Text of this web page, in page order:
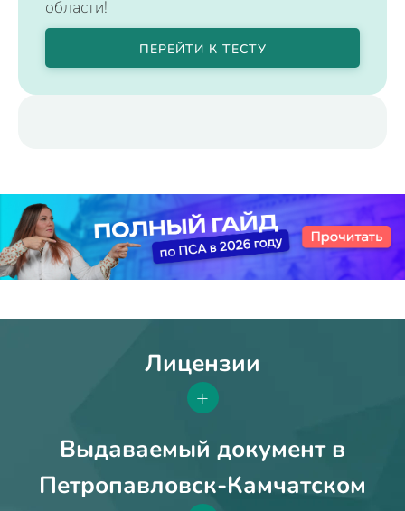
области!
ПЕРЕЙТИ К ТЕСТУ
Лицензии
+
Выдаваемый документ в
Петропавловск-Камчатском